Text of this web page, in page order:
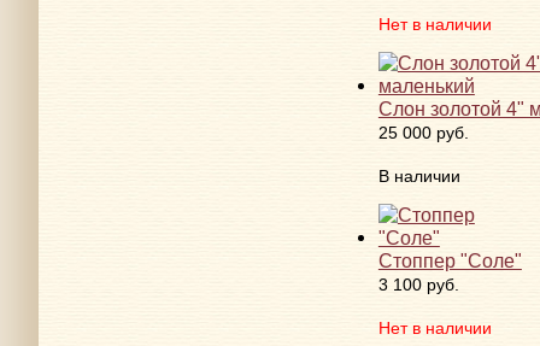
Нет в наличии
Слон золотой 4"
25 000 руб.
В наличии
Стоппер "Соле"
3 100 руб.
Нет в наличии